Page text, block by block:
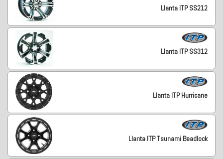
Llanta ITP SS212
Llanta ITP SS312
Llanta ITP Hurricane
Llanta ITP Tsunami Beadlock